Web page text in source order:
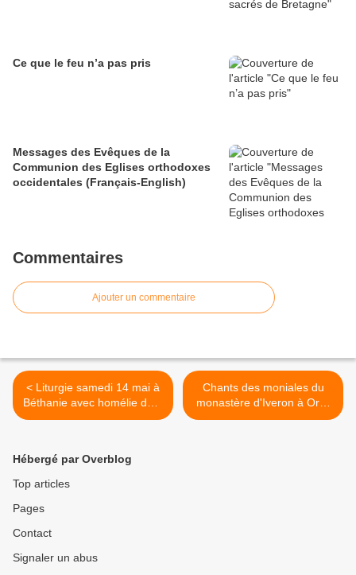
Ce que le feu n’a pas pris
Messages des Evêques de la
Communion des Eglises orthodoxes
occidentales (Français-English)
Commentaires
Ajouter un commentaire
< Liturgie samedi 14 mai à
Béthanie avec homélie du P
Seraphim (Jean-Yves
Chants des moniales du
monastère d'Iveron à Orsk
>
Hébergé par Overblog
Top articles
Pages
Contact
Signaler un abus